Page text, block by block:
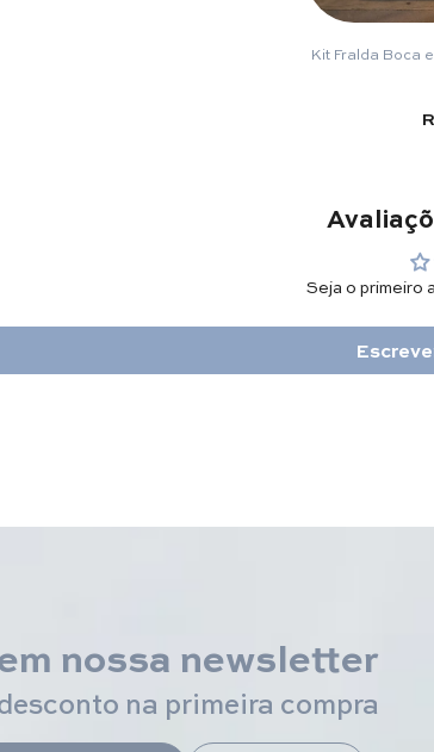
Kit Fralda Boca
Seja o primeiro
nossa newsletter
na primeira compra